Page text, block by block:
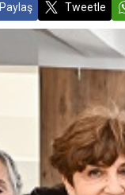
Paylaş Tweetle